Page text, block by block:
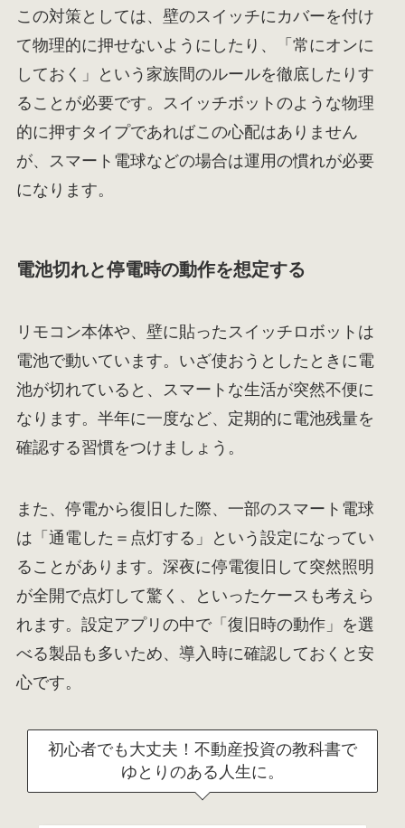
この対策としては、壁のスイッチにカバーを付け
て物理的に押せないようにしたり、「常にオンに
しておく」という家族間のルールを徹底したりす
ることが必要です。スイッチボットのような物理
的に押すタイプであればこの心配はありません
が、スマート電球などの場合は運用の慣れが必要
になります。
電池切れと停電時の動作を想定する
リモコン本体や、壁に貼ったスイッチロボットは
電池で動いています。いざ使おうとしたときに電
池が切れていると、スマートな生活が突然不便に
なります。半年に一度など、定期的に電池残量を
確認する習慣をつけましょう。
また、停電から復旧した際、一部のスマート電球
は「通電した＝点灯する」という設定になってい
ることがあります。深夜に停電復旧して突然照明
が全開で点灯して驚く、といったケースも考えら
れます。設定アプリの中で「復旧時の動作」を選
べる製品も多いため、導入時に確認しておくと安
心です。
初心者でも大丈夫！不動産投資の教科書で
ゆとりのある人生に。